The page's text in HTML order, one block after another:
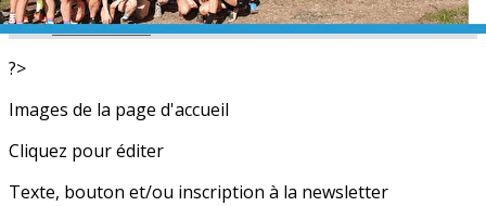
Newsletters
?>
Images de la page d'accueil
Cliquez pour éditer
Texte, bouton et/ou inscription à la newsletter